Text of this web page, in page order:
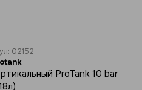
02152
ProTank 10 bar